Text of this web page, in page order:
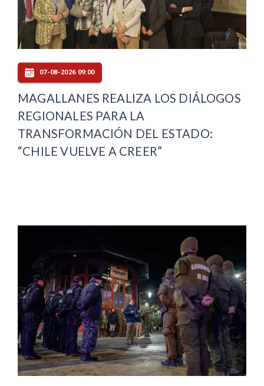
07-08-2026 09:00
MAGALLANES REALIZA LOS DIÁLOGOS
REGIONALES PARA LA
TRANSFORMACIÓN DEL ESTADO:
“CHILE VUELVE A CREER”